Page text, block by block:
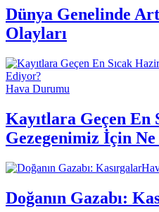
Dünya Genelinde
Olayları
Hava Durumu
Kayıtlara Geçen En
Gezegenimiz İçin
Doğanın Gazabı: